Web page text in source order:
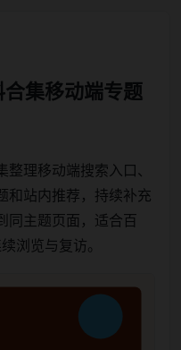
集移动端专题
整理移动端搜索入口、
和站内推荐，持续补充
同主题页面，适合百
浏览与复访。